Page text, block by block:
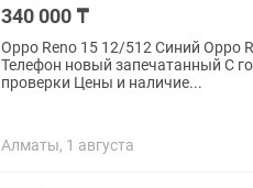
340 000 ₸
Oppo Reno 15 12/512 Синий Oppo Reno 14F 8/256 Зеленый, Синйи Oppo Reno 13F 8/256 Черный
Телефон новый запечатанный С годовой гарантией Верифицированный В оригинале любые
проверки Цены и наличие...
Алматы, 1 августа